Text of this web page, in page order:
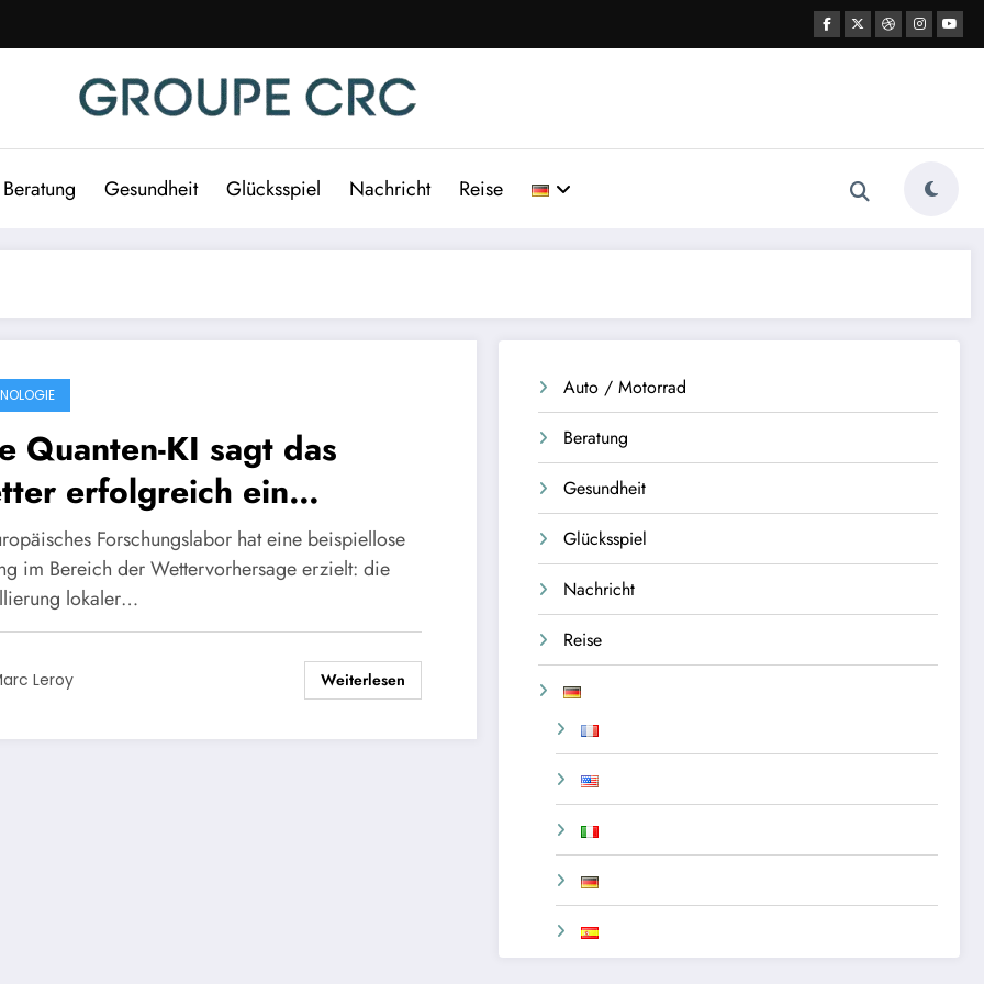
Beratung Gesundheit Glücksspiel Nachricht Reise
Quanten-KI sagt das
erfolgreich ein
im Voraus voraus.
Forschungslabor hat eine beispiellose
im Bereich der Wettervorhersage erzielt: die
lokaler…
Leroy Weiterlesen
Auto / Motorrad
Beratung
Gesundheit
Glücksspiel
Nachricht
Reise